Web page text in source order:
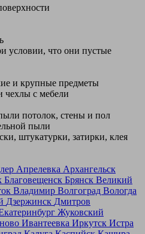
что они пустые
и крупные предметы
с мебели
потолок, стены и пол
пыли
штукатурки, затирки, клея
Апрелевка Архангельск
Благовещенск Брянск Великий
Владимир Волгоград Вологда
Дзержинск Дмитров
Жуковский
Ивантеевка Иркутск Истра